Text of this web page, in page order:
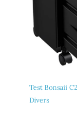
Test Bonsaii
Divers